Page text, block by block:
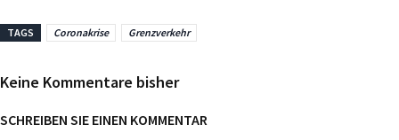
TAGS Coronakrise Grenzverkehr
Keine Kommentare bisher
SCHREIBEN SIE EINEN KOMMENTAR